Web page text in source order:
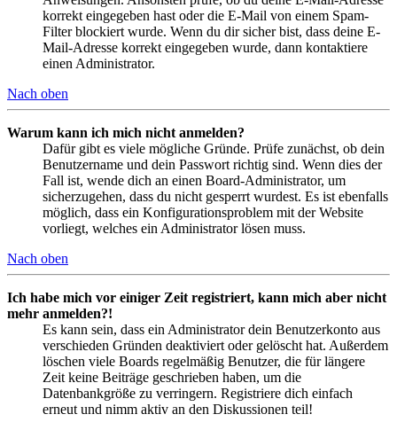
korrekt eingegeben hast oder die E-Mail von einem Spam-
Filter blockiert wurde. Wenn du dir sicher bist, dass deine E-
Mail-Adresse korrekt eingegeben wurde, dann kontaktiere
einen Administrator.
Nach oben
Warum kann ich mich nicht anmelden?
Dafür gibt es viele mögliche Gründe. Prüfe zunächst, ob dein
Benutzername und dein Passwort richtig sind. Wenn dies der
Fall ist, wende dich an einen Board-Administrator, um
sicherzugehen, dass du nicht gesperrt wurdest. Es ist ebenfalls
möglich, dass ein Konfigurationsproblem mit der Website
vorliegt, welches ein Administrator lösen muss.
Nach oben
Ich habe mich vor einiger Zeit registriert, kann mich aber nicht
mehr anmelden?!
Es kann sein, dass ein Administrator dein Benutzerkonto aus
verschieden Gründen deaktiviert oder gelöscht hat. Außerdem
löschen viele Boards regelmäßig Benutzer, die für längere
Zeit keine Beiträge geschrieben haben, um die
Datenbankgröße zu verringern. Registriere dich einfach
erneut und nimm aktiv an den Diskussionen teil!